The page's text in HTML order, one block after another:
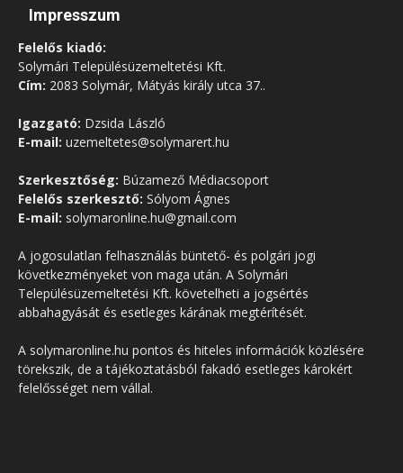
Impresszum
Felelős kiadó:
Solymári Településüzemeltetési Kft.
Cím: 2083 Solymár, Mátyás király utca 37..
Igazgató: Dzsida László
E-mail: uzemeltetes@solymarert.hu
Szerkesztőség: Búzamező Médiacsoport
Felelős szerkesztő: Sólyom Ágnes
E-mail: solymaronline.hu@gmail.com
A jogosulatlan felhasználás büntető- és polgári jogi
következményeket von maga után. A Solymári
Településüzemeltetési Kft. követelheti a jogsértés
abbahagyását és esetleges kárának megtérítését.
A solymaronline.hu pontos és hiteles információk közlésére
törekszik, de a tájékoztatásból fakadó esetleges károkért
felelősséget nem vállal.